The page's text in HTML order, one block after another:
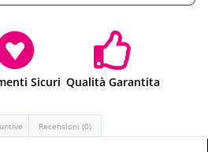
Sicuri Qualità Garantita
Recensioni (0)